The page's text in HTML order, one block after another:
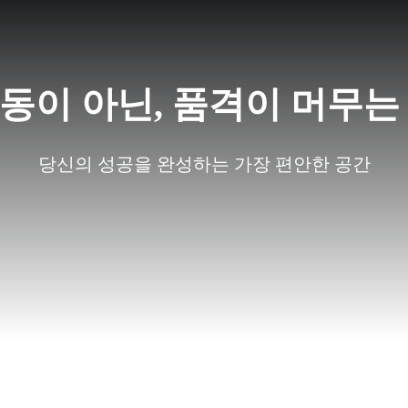
이 아닌, 품격이 머무는
당신의 성공을 완성하는 가장 편안한 공간